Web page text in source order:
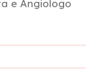
e Angiologo